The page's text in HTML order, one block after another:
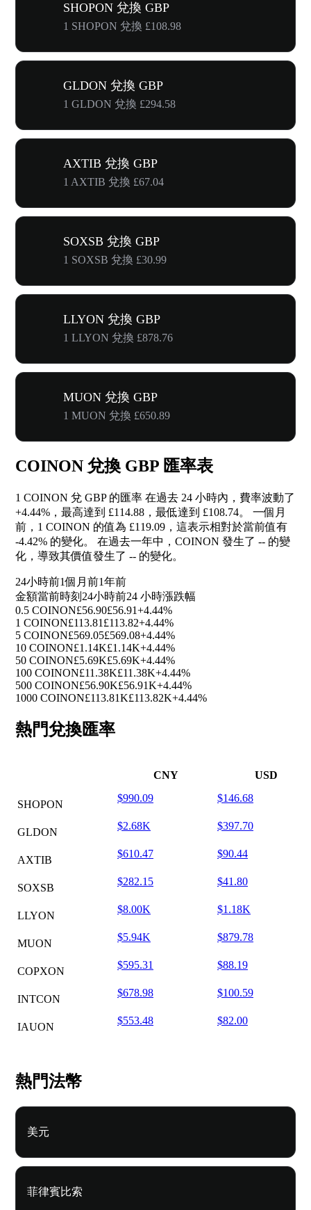
SHOPON 兌換 GBP
1 SHOPON 兌換 £108.98
GLDON 兌換 GBP
1 GLDON 兌換 £294.58
AXTIB 兌換 GBP
1 AXTIB 兌換 £67.04
SOXSB 兌換 GBP
1 SOXSB 兌換 £30.99
LLYON 兌換 GBP
1 LLYON 兌換 £878.76
MUON 兌換 GBP
1 MUON 兌換 £650.89
COINON 兌換 GBP 匯率表
1 COINON 兌 GBP 的匯率 在過去 24 小時內，費率波動了
+4.44% ，最高達到 £114.88，最低達到 £108.74。 一個月
前，1 COINON 的值為 £119.09，這表示相對於當前值有
-4.42% 的變化。 在過去一年中，COINON 發生了 -- 的變
化，導致其價值發生了 -- 的變化。
24小時前1個月前1年前
金額當前時刻 24小時前24 小時漲跌幅
0.5 COINON£56.90£56.91+4.44%
1 COINON£113.81 £113.82+4.44%
5 COINON£569.05£569.08+4.44%
10 COINON£1.14K£1.14K+4.44%
50 COINON£5.69K£5.69K+4.44%
100 COINON£11.38K£11.38K+4.44%
500 COINON£56.90K£56.91K+4.44%
1000 COINON£113.81K£113.82K+4.44%
熱門兌換匯率
CNY USD
SHOPON
$990.09 $146.68
GLDON
$2.68K $397.70
AXTIB
$610.47 $90.44
SOXSB
$282.15 $41.80
LLYON
$8.00K $1.18K
MUON
$5.94K $879.78
COPXON
$595.31 $88.19
INTCON
$678.98 $100.59
IAUON
$553.48 $82.00
熱門法幣
美元
菲律賓比索